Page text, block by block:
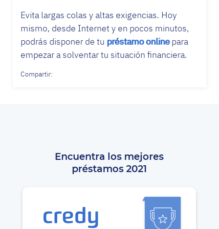
Evita largas colas y altas exigencias. Hoy
mismo, desde Internet y en pocos minutos,
podrás disponer de tu préstamo onlinepara
empezar a solventar tu situación financiera.
Compartir:
Encuentra los mejores
préstamos 2021